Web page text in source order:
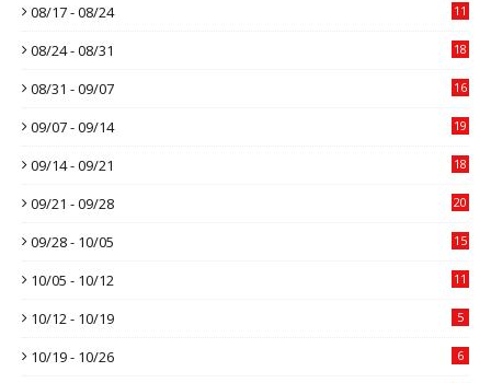
08/17 - 08/24 11
08/24 - 08/31 18
08/31 - 09/07 16
09/07 - 09/14 19
09/14 - 09/21 18
09/21 - 09/28 20
09/28 - 10/05 15
10/05 - 10/12 11
10/12 - 10/19 5
10/19 - 10/26 6